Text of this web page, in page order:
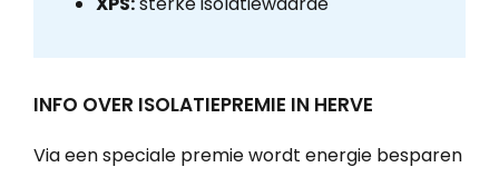
INFO OVER ISOLATIEPREMIE IN HERVE
Via een speciale premie wordt energie besparen